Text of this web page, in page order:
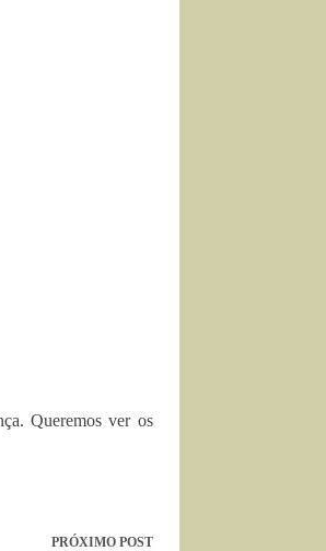
Queremos ver os
PRÓXIMO POST